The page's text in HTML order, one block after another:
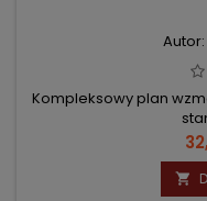
Kompleksowy plan
